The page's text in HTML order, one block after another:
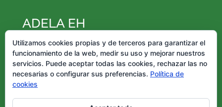
ADELA EH
Federación de Esclerosis Lateral Amiotrófica –
ADELA EH Inscrita en la Sección 2ª Nº
FD/G/00085/1997 Registro de Asociaciones
del País Vasco CIF: G20590691
Utilizamos cookies propias y de terceros para garantizar el
funcionamiento de la web, medir su uso y mejorar nuestros
servicios. Puede aceptar todas las cookies, rechazar las no
necesarias o configurar sus preferencias. Política de
cookies